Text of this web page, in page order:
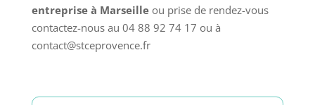
entreprise à Marseille ou prise de rendez-vous
contactez-nous au 04 88 92 74 17 ou à
contact@stceprovence.fr